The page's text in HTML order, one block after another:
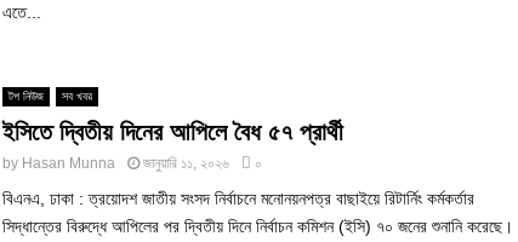
এতে...
টপ নিউজ সব খবর
ইসিতে দ্বিতীয় দিনের আপিলে বৈধ ৫৭ প্রার্থী
by Hasan Munna জানুয়ারি ১১, ২০২৬ ০
বিএনএ, ঢাকা : ত্রয়োদশ জাতীয় সংসদ নির্বাচনে মনোনয়নপত্র বাছাইয়ে রিটার্নিং কর্মকর্তার
সিদ্ধান্তের বিরুদ্ধে আপিলের পর দ্বিতীয় দিনে নির্বাচন কমিশন (ইসি) ৭০ জনের শুনানি করেছে।